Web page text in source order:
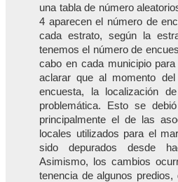
una tabla de número
4 aparecen el número de
cada estrato, según la
tenemos el número de
cabo en cada municipio
aclarar que al momento
encuesta, la localización
problemática. Esto se
principalmente el de las
locales utilizados para el
sido depurados desde
Asimismo, los cambios
tenencia de algunos predios,